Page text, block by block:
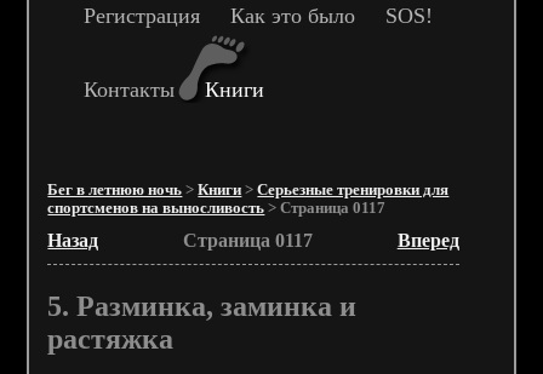
Регистрация Как это было SOS!
Контакты Книги
Бег в летнюю ночь >Книги >Серьезные тренировки для
спортсменов на выносливость > Страница 0117
Назад Страница 0117 Вперед
5. Разминка, заминка и
растяжка